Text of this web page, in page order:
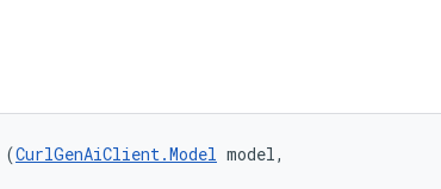
(CurlGenAiClient.Model model,